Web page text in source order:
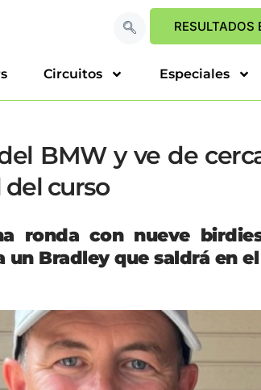
RESULTADOS
Circuitos Especiales
BMW y ve de
curso
ronda con nueve
Bradley que saldrá en